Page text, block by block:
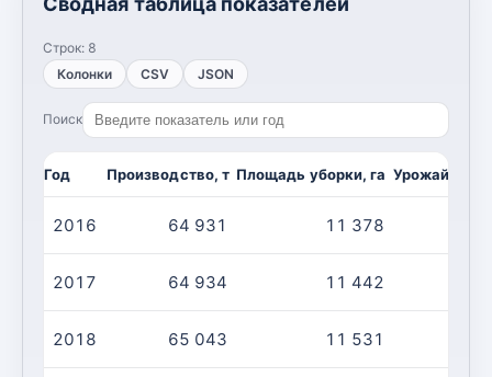
Строк: 8
Колонки
CSV JSON
Поиск
Год Производство, т Площадь уборки, га
2016 64 931 11 378
2017 64 934 11 442
2018 65 043 11 531